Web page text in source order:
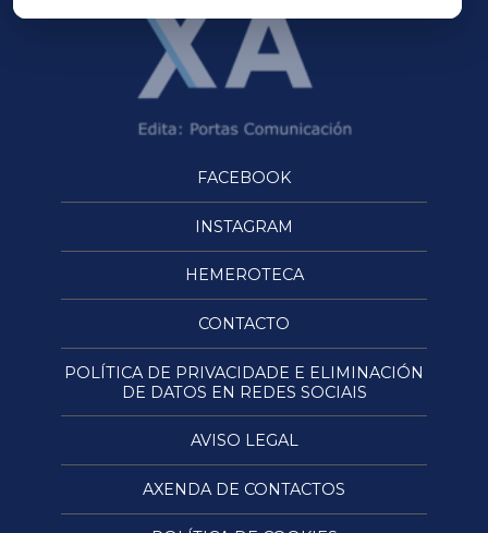
FACEBOOK
INSTAGRAM
HEMEROTECA
CONTACTO
POLÍTICA DE PRIVACIDADE E ELIMINACIÓN
DE DATOS EN REDES SOCIAIS
AVISO LEGAL
AXENDA DE CONTACTOS